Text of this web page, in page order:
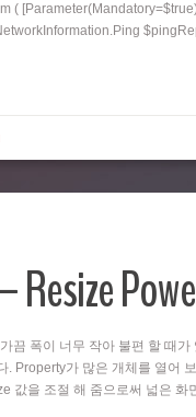
(
Resize
끔 폭이 너무 작아 불편 할 때
. Property가 많은 개체를 열어
값을 조절 해 줌으로써 넓은 화